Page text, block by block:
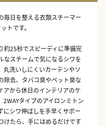
毎日を整える衣類スチーマー
トです。
約25秒でスピーディに準備完
なスチームで気になるシワを
丸洗いしにくいカーテンやソ
除去、タバコ臭やペット臭な
アから休日のインテリアのケ
タイプのアイロンミトン
にシワ伸ばしを手早くサポー
けたら、手にはめるだけです